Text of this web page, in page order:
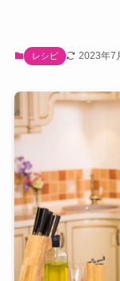
レシピ 2023年7